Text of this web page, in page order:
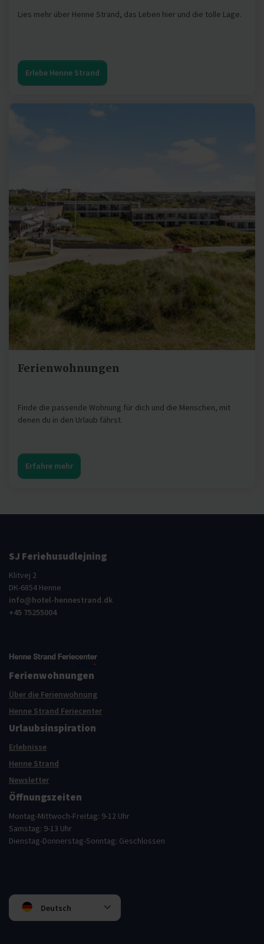
Lies mehr über Henne Strand, das Leben hier und die tolle Lage.
Erlebe Henne Strand
Ferienwohnungen
Finde die passende Wohnung für dich und die Menschen, mit
denen du in den Urlaub fährst.
Erfahre mehr
SJ Feriehusudlejning
Klitvej 2
DK-6854 Henne
info@hotel-hennestrand.dk
+45 75255004
Ferienwohnungen
Über die Ferienwohnung
Henne Strand Feriecenter
Urlaubsinspiration
Erlebnisse
Henne Strand
Newsletter
Öffnungszeiten
Montag-Mittwoch-Freitag: 9-12 Uhr
Samstag: 9-13 Uhr
Dienstag-Donnerstag-Sonntag: Geschlossen
Deutsch